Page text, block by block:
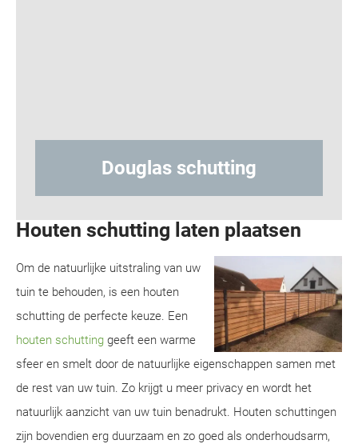
schutting Hout-
Houten schutting laten plaatsen
Om de natuurlijke uitstraling van uw
tuin te behouden, is een houten
schutting de perfecte keuze. Een
houten schutting geeft een warme
sfeer en smelt door de natuurlijke eigenschappen samen met
de rest van uw tuin. Zo krijgt u meer privacy en wordt het
natuurlijk aanzicht van uw tuin benadrukt. Houten schuttingen
zijn bovendien erg duurzaam en zo goed als onderhoudsarm,